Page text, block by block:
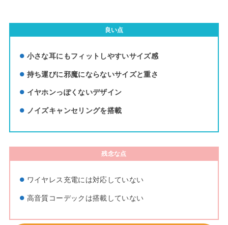
良い点
小さな耳にもフィットしやすいサイズ感
持ち運びに邪魔にならないサイズと重さ
イヤホンっぽくないデザイン
ノイズキャンセリングを搭載
残念な点
ワイヤレス充電には対応していない
高音質コーデックは搭載していない